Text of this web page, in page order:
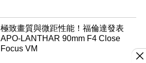
極致畫質與微距性能！福倫達發表
APO-LANTHAR 90mm F4 Close
Focus VM